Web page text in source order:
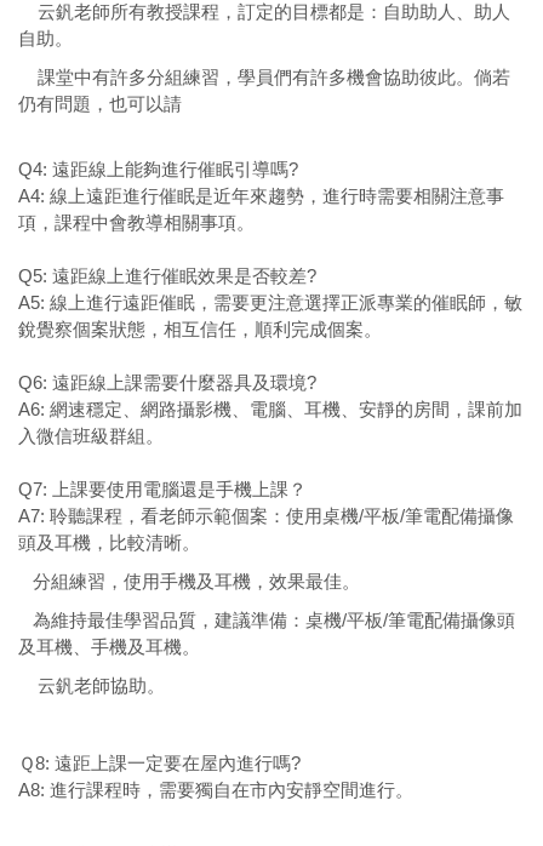
云釩老師所有教授課程，訂定的目標都是：自助助人、助人
自助。
課堂中有許多分組練習，學員們有許多機會協助彼此。倘若
仍有問題，也可以請
Q4: 遠距線上能夠進行催眠引導嗎?
A4: 線上遠距進行催眠是近年來趨勢，進行時需要相關注意事
項，課程中會教導相關事項。
Q5: 遠距線上進行催眠效果是否較差?
A5: 線上進行遠距催眠，需要更注意選擇正派專業的催眠師，敏
銳覺察個案狀態，相互信任，順利完成個案。
Q6: 遠距線上課需要什麼器具及環境?
A6: 網速穩定、網路攝影機、電腦、耳機、安靜的房間，課前加
入微信班級群組。
Q7: 上課要使用電腦還是手機上課？
A7: 聆聽課程，看老師示範個案：使用桌機/平板/筆電配備攝像
頭及耳機，比較清晰。
分組練習，使用手機及耳機，效果最佳。
為維持最佳學習品質，建議準備：桌機/平板/筆電配備攝像頭
及耳機、手機及耳機。
云釩老師協助。
Ｑ8: 遠距上課一定要在屋內進行嗎?
A8: 進行課程時，需要獨自在市內安靜空間進行。